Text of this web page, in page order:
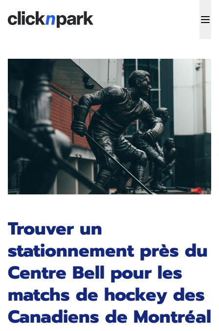
Trouver un
stationnement près du
Centre Bell pour les
matchs de hockey des
Canadiens de Montréal